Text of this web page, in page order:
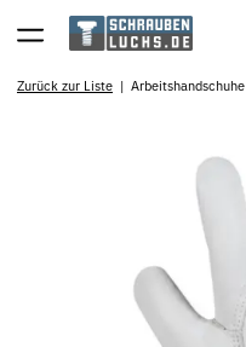
Zurück zur Liste Arbeitshandschuhe